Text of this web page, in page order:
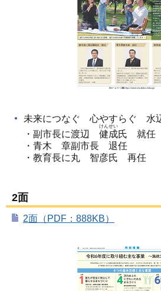
未来につなぐ 心やすらぐ 水
・副市長に渡辺 健成
けんせい
氏 就任
・青木 章副市長 退任
・教育長に丸 智彦氏 再任
2面
2面（PDF：888KB）